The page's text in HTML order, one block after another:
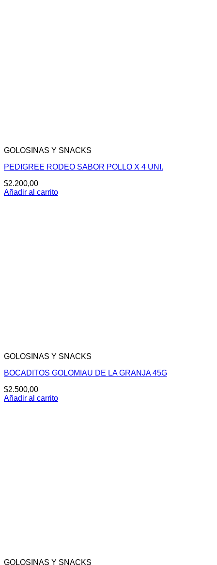
GOLOSINAS Y SNACKS
PEDIGREE RODEO SABOR POLLO X 4 UNI.
$2.200,00
Añadir al carrito
GOLOSINAS Y SNACKS
BOCADITOS GOLOMIAU DE LA GRANJA 45G
$2.500,00
Añadir al carrito
GOLOSINAS Y SNACKS